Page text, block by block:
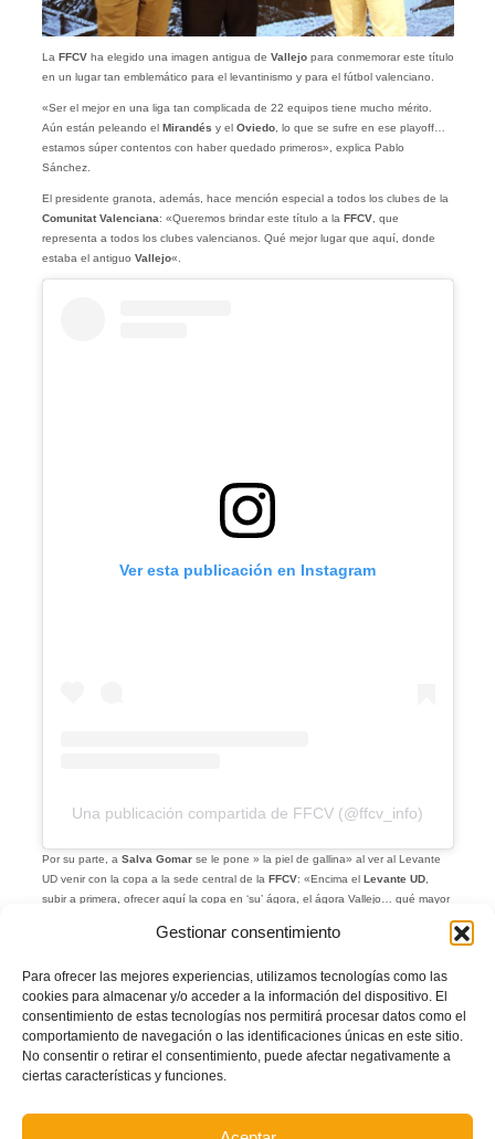
Gestionar consentimiento
Para ofrecer las mejores experiencias, utilizamos tecnologías como las
cookies para almacenar y/o acceder a la información del dispositivo. El
consentimiento de estas tecnologías nos permitirá procesar datos como el
comportamiento de navegación o las identificaciones únicas en este sitio.
No consentir o retirar el consentimiento, puede afectar negativamente a
ciertas características y funciones.
La FFCVha elegido una imagen antigua de Vallejopara conmemorar este título
en un lugar tan emblemático para el levantinismo y para el fútbol valenciano.
«Ser el mejor en una liga tan complicada de 22 equipos tiene mucho mérito.
Aún están peleando el Mirandés y el Oviedo, lo que se sufre en ese playoff…
estamos súper contentos con haber quedado primeros», explica Pablo
Sánchez.
El presidente granota, además, hace mención especial a todos los clubes de la
Comunitat Valenciana: «Queremos brindar este título a la FFCV, que
representa a todos los clubes valencianos. Qué mejor lugar que aquí, donde
estaba el antiguo Vallejo«.
Ver esta publicación en Instagram
Una publicación compartida de FFCV (@ffcv_info)
Por su parte, a Salva Gomarse le pone » la piel de gallina» al ver al Levante
UD venir con la copa a la sede central de la FFCV: «Encima el Levante UD,
subir a primera, ofrecer aquí la copa en ‘su’ ágora, el ágora Vallejo… qué mayor
de la Federació, así como la nueva clínica de la Mutualidad de Futbolistas que
se ubica en la misma acera.